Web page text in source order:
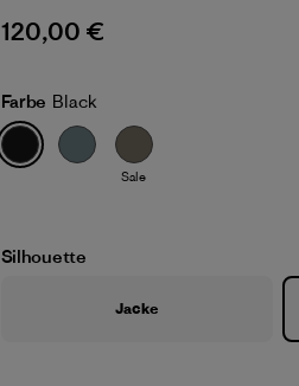
120,00 €
Farbe Black
Sale
Silhouette
Jacke